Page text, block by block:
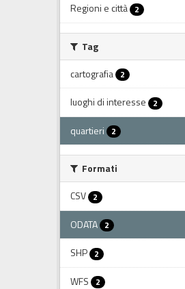
Regioni e città 2
Tag
cartografia 2
luoghi di interesse 2
quartieri 2
Formati
CSV 2
ODATA 2
SHP 2
WFS 2